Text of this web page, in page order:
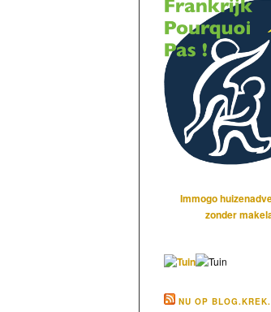
Immogo
zonder
NU OP